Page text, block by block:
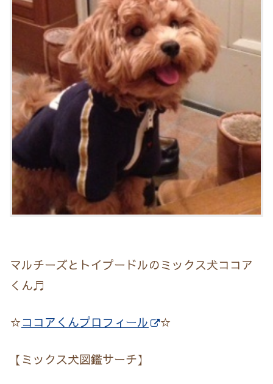
マルチーズとトイプードルのミックス犬ココア
くん♬
☆ココアくんプロフィール ☆
【ミックス犬図鑑サーチ】